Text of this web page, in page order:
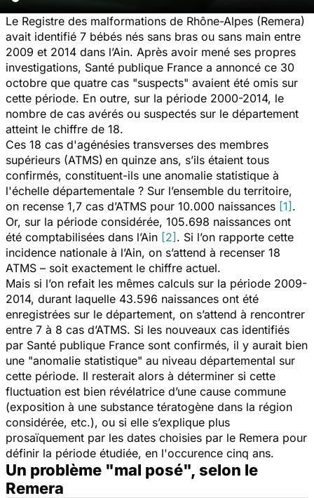
Le Registre des malformations de Rhône-Alpes (Remera)
avait identifié 7 bébés nés sans bras ou sans main entre
2009 et 2014 dans l’Ain. Après avoir mené ses propres
investigations, Santé publique France a annoncé ce 30
octobre que quatre cas "suspects" avaient été omis sur
cette période. En outre, sur la période 2000-2014, le
nombre de cas avérés ou suspectés sur le département
atteint le chiffre de 18.
Ces 18 cas d'agénésies transverses des membres
supérieurs (ATMS) en quinze ans, s’ils étaient tous
confirmés, constituent-ils une anomalie statistique à
l'échelle départementale ? Sur l’ensemble du territoire,
on recense 1,7 cas d’ATMS pour 10.000 naissances [1].
Or, sur la période considérée, 105.698 naissances ont
été comptabilisées dans l’Ain [2]. Si l’on rapporte cette
incidence nationale à l’Ain, on s’attend à recenser 18
ATMS – soit exactement le chiffre actuel.
Mais si l’on refait les mêmes calculs sur la période 2009-
2014, durant laquelle 43.596 naissances ont été
enregistrées sur le département, on s’attend à rencontrer
entre 7 à 8 cas d’ATMS. Si les nouveaux cas identifiés
par Santé publique France sont confirmés, il y aurait bien
une "anomalie statistique" au niveau départemental sur
cette période. Il resterait alors à déterminer si cette
fluctuation est bien révélatrice d’une cause commune
(exposition à une substance tératogène dans la région
considérée, etc.), ou si elle s’explique plus
prosaïquement par les dates choisies par le Remera pour
définir la période étudiée, en l'occurence cinq ans.
Un problème "mal posé", selon le
Remera